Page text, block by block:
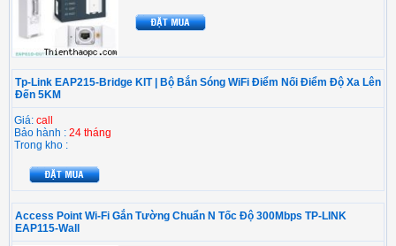
Tp-Link EAP215-Bridge KIT | Bộ Bắn Sóng WiFi Điểm Nối Điểm Độ Xa Lên
Đến 5KM
Giá: call
Bảo hành : 24 tháng
Trong kho :
Access Point Wi-Fi Gắn Tường Chuẩn N Tốc Độ 300Mbps TP-LINK
EAP115-Wall